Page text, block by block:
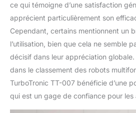
ce qui témoigne d’une satisfaction
apprécient particulièrement son
Cependant, certains mentionnent un
l’utilisation, bien que cela ne semble
décisif dans leur appréciation
dans le classement des robots
TurboTronic TT-007 bénéficie d’une
qui est un gage de confiance pour